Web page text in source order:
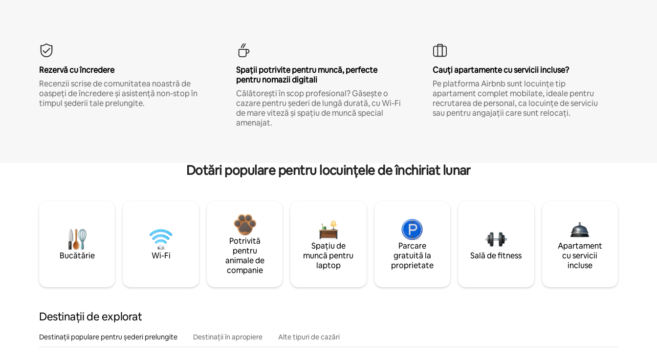
Rezervă cu încredere
Recenzii scrise de comunitatea noastră de
oaspeți de încredere și asistență non-stop în
timpul șederii tale prelungite.
Spații potrivite pentru muncă, perfecte
pentru nomazii digitali
Călătorești în scop profesional? Găsește o
cazare pentru șederi de lungă durată, cu Wi-Fi
de mare viteză și spațiu de muncă special
amenajat.
Cauți apartamente cu servicii incluse?
Pe platforma Airbnb sunt locuințe tip
apartament complet mobilate, ideale pentru
recrutarea de personal, ca locuințe de serviciu
sau pentru angajații care sunt relocați.
Dotări populare pentru locuințele de închiriat lunar
Bucătărie Wi-Fi
Potrivită
pentru
animale de
companie
Spațiu de
muncă pentru
laptop
Parcare
gratuită la
proprietate
Sală de fitness
Apartament
cu servicii
incluse
Destinații de explorat
Destinații populare pentru șederi prelungite Destinații în apropiere Alte tipuri de cazări